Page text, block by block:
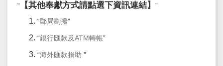
【其他奉獻方式請點選下資訊連結】
郵局劃撥
銀行匯款及ATM轉帳
海外匯款捐助